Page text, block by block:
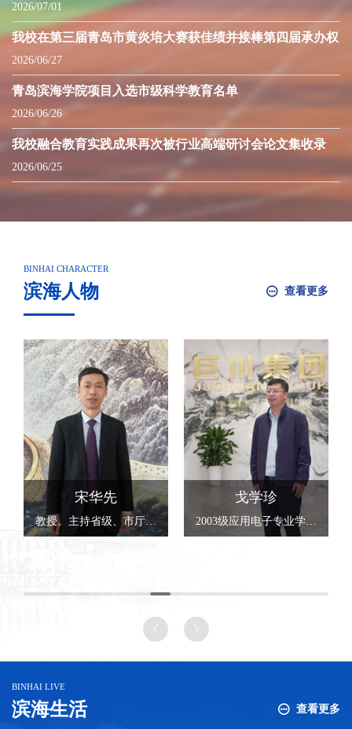
2026/07/01
我校在第三届青岛市黄炎培大赛获佳绩并接棒第四届承办权
2026/06/27
青岛滨海学院项目入选市级科学教育名单
2026/06/26
我校融合教育实践成果再次被行业高端研讨会论文集收录
2026/06/25
BINHAI CHARACTER
滨海人物 查看更多
戈学珍
2003级应用电子专业学生，校友企业联合会会长，全国卫生产业企业管理协会消毒产业分会二氧化氯产业发展部副部长
卢迦南
BINHAI LIVE
滨海生活 查看更多